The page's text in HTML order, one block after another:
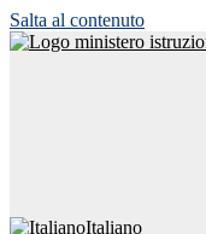
Salta al contenuto
Italiano